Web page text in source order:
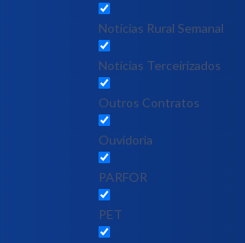
Notícias Rural Semanal
Notícias Terceirizados
Outros Contratos
Ouvidoria
PARFOR
PET